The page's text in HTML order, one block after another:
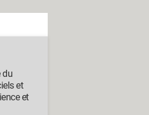
du
et
et